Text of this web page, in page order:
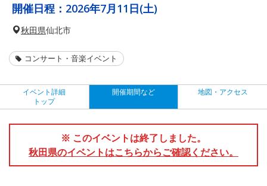
開催日程： 2026年7月11日(土)
秋田県仙北市
コンサート・音楽イベント
イベント詳細
トップ
開催期間など 地図・アクセス
※ このイベントは終了しました。
秋田県のイベントはこちらからご確認ください。